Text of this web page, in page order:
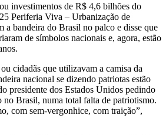
investimentos de R$ 4,6 bilhões do
Periferia Viva – Urbanização de
a bandeira do Brasil no palco e disse que
de símbolos nacionais e, agora, estão
cidadãs que utilizavam a camisa da
nacional se dizendo patriotas estão
presidente dos Estados Unidos pedindo
no Brasil, numa total falta de patriotismo.
com sem-vergonhice, com traição”,